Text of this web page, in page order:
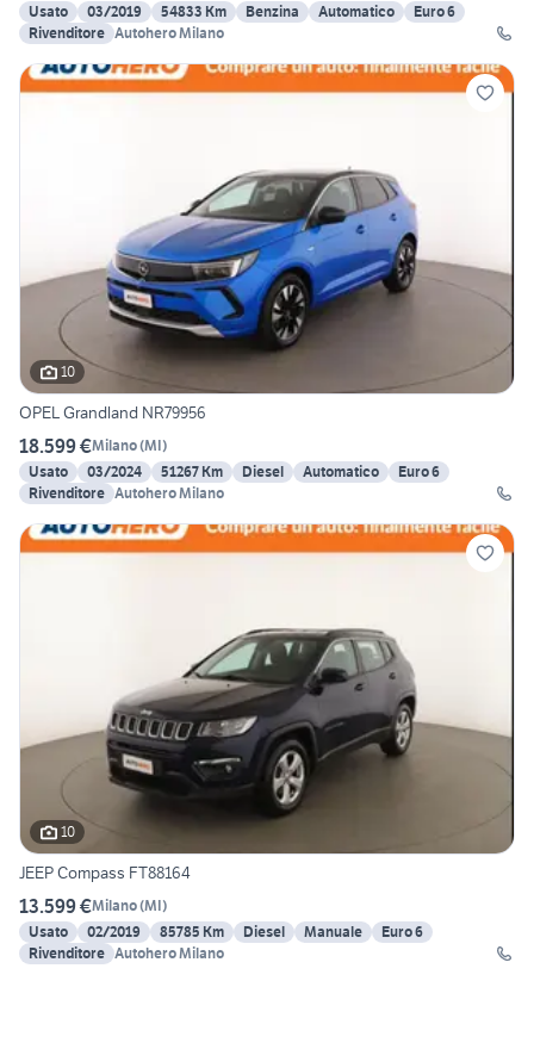
Usato
03/2019 54833 Km Benzina Automatico
Euro 6
Rivenditore Autohero Milano
10
OPEL Grandland NR79956
18.599 €Milano(MI)
Usato
03/2024 51267 Km Diesel Automatico
Euro 6
Rivenditore Autohero Milano
10
JEEP Compass FT88164
13.599 €Milano(MI)
Usato
02/2019 85785 Km Diesel Manuale
Euro 6
Rivenditore Autohero Milano